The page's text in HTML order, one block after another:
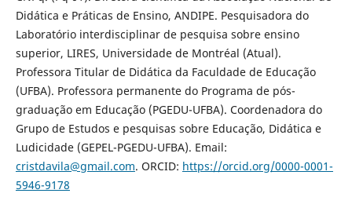
Didática e Práticas de Ensino, ANDIPE. Pesquisadora do
Laboratório interdisciplinar de pesquisa sobre ensino
superior, LIRES, Universidade de Montréal (Atual).
Professora Titular de Didática da Faculdade de Educação
(UFBA). Professora permanente do Programa de pós-
graduação em Educação (PGEDU-UFBA). Coordenadora do
Grupo de Estudos e pesquisas sobre Educação, Didática e
Ludicidade (GEPEL-PGEDU-UFBA). Email:
cristdavila@gmail.com. ORCID: https://orcid.org/0000-0001-
5946-9178